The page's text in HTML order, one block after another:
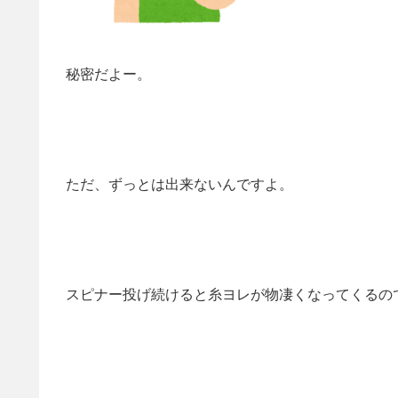
秘密だよー。
ただ、ずっとは出来ないんですよ。
スピナー投げ続けると糸ヨレが物凄くなってくるの